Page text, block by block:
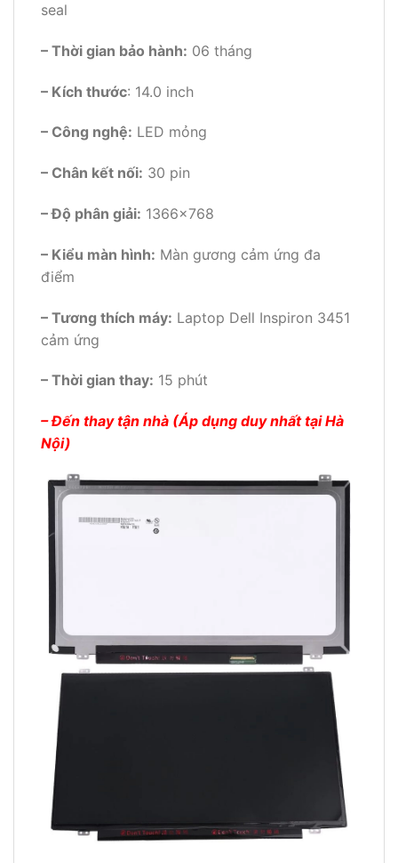
seal
– Thời gian bảo hành: 06 tháng
– Kích thước: 14.0 inch
– Công nghệ: LED mỏng
– Chân kết nối: 30 pin
– Độ phân giải: 1366×768
– Kiểu màn hình: Màn gương cảm ứng đa
điểm
– Tương thích máy: Laptop Dell Inspiron 3451
cảm ứng
– Thời gian thay: 15 phút
– Đến thay tận nhà (Áp dụng duy nhất tại Hà
Nội)